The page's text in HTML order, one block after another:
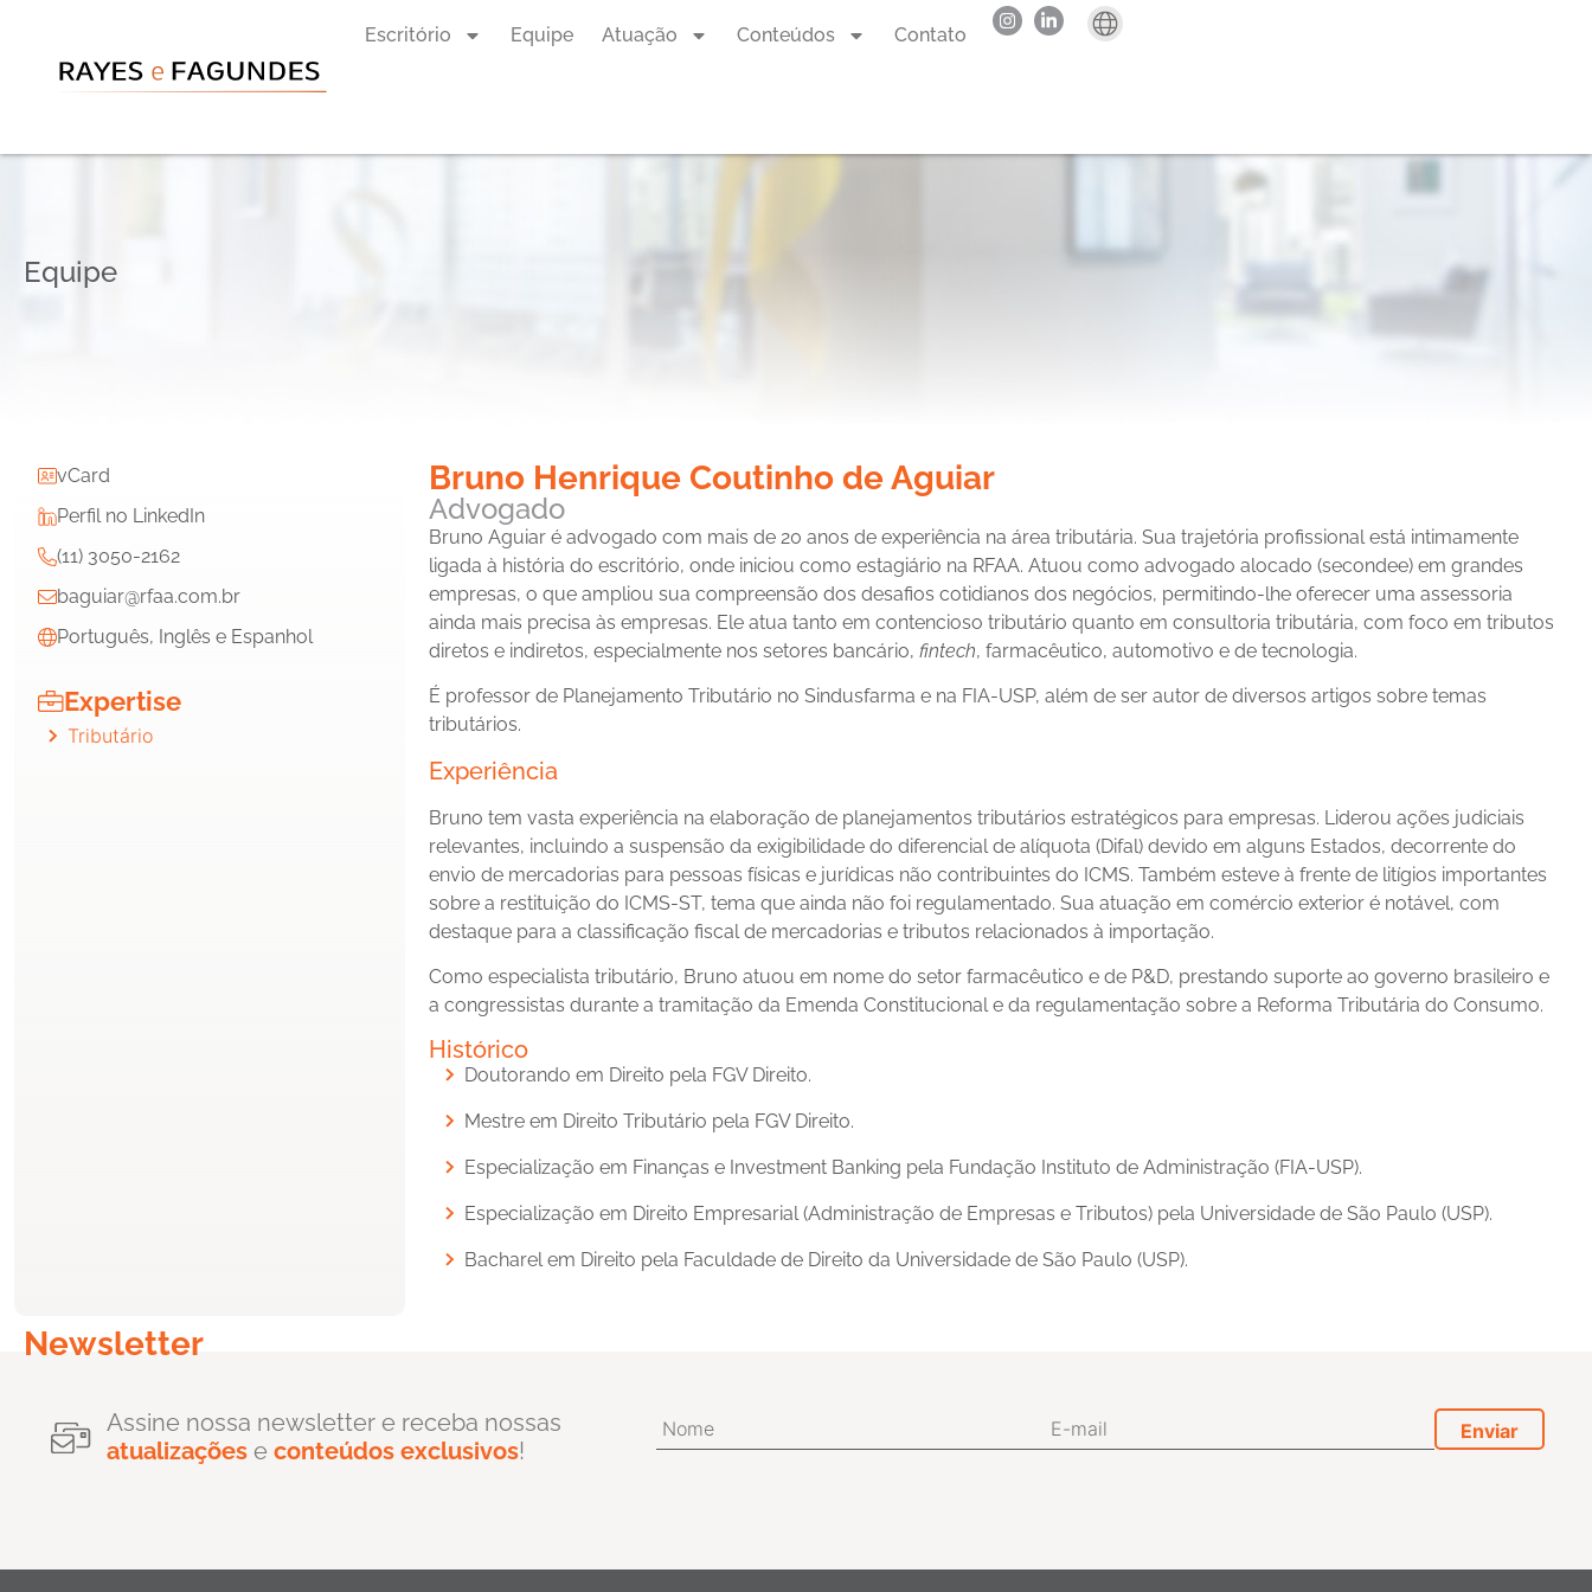
Escritório Equipe Atuação Conteúdos Contato
Equipe
vCard
Perfil no LinkedIn
(11) 3050-2162
baguiar@rfaa.com.br
Português, Inglês e Espanhol
Expertise
Tributário
Bruno Henrique Coutinho de Aguiar
Advogado
Bruno Aguiar é advogado com mais de 20 anos de experiência na área tributária. Sua trajetória profissional está intimamente
ligada à história do escritório, onde iniciou como estagiário na RFAA. Atuou como advogado alocado (secondee) em grandes
empresas, o que ampliou sua compreensão dos desafios cotidianos dos negócios, permitindo-lhe oferecer uma assessoria
ainda mais precisa às empresas. Ele atua tanto em contencioso tributário quanto em consultoria tributária, com foco em tributos
diretos e indiretos, especialmente nos setores bancário, fintech, farmacêutico, automotivo e de tecnologia.
É professor de Planejamento Tributário no Sindusfarma e na FIA-USP, além de ser autor de diversos artigos sobre temas
tributários.
Experiência
Bruno tem vasta experiência na elaboração de planejamentos tributários estratégicos para empresas. Liderou ações judiciais
relevantes, incluindo a suspensão da exigibilidade do diferencial de alíquota (Difal) devido em alguns Estados, decorrente do
envio de mercadorias para pessoas físicas e jurídicas não contribuintes do ICMS. Também esteve à frente de litígios importantes
sobre a restituição do ICMS-ST, tema que ainda não foi regulamentado. Sua atuação em comércio exterior é notável, com
destaque para a classificação fiscal de mercadorias e tributos relacionados à importação.
Como especialista tributário, Bruno atuou em nome do setor farmacêutico e de P&D, prestando suporte ao governo brasileiro e
a congressistas durante a tramitação da Emenda Constitucional e da regulamentação sobre a Reforma Tributária do Consumo.
Histórico
Doutorando em Direito pela FGV Direito.
Mestre em Direito Tributário pela FGV Direito.
Especialização em Finanças e Investment Banking pela Fundação Instituto de Administração (FIA-USP).
Especialização em Direito Empresarial (Administração de Empresas e Tributos) pela Universidade de São Paulo (USP).
Bacharel em Direito pela Faculdade de Direito da Universidade de São Paulo (USP).
Newsletter
Assine nossa newsletter e receba nossas
atualizações e conteúdos exclusivos!